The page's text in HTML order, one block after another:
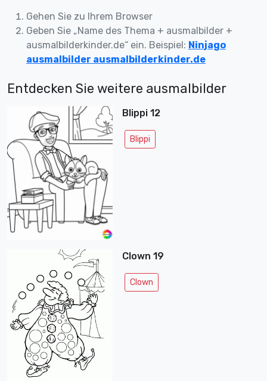
Gehen Sie zu Ihrem Browser
Geben Sie „Name des Thema + ausmalbilder +
ausmalbilderkinder.de“ ein. Beispiel: Ninjago
ausmalbilder ausmalbilderkinder.de
Entdecken Sie weitere ausmalbilder
Blippi 12
Blippi
Clown 19
Clown